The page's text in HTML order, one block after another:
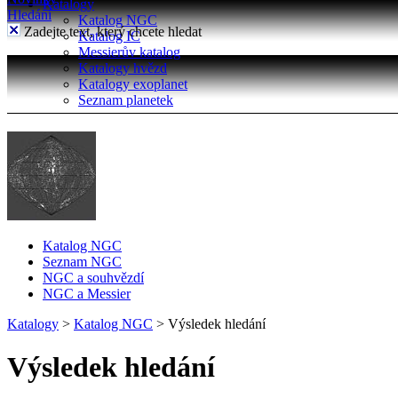
Katalogy
Katalog NGC
Katalog IC
Messierův katalog
Katalogy hvězd
Katalogy exoplanet
Seznam planetek
Hledání
Zadejte text, který chcete hledat
Katalog NGC
Seznam NGC
NGC a souhvězdí
NGC a Messier
Katalogy > Katalog NGC > Výsledek hledání
Výsledek hledání